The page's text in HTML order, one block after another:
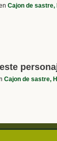
Cajon de sastre,
Cajon de sastre,